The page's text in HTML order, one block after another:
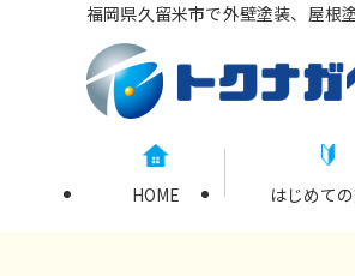
福岡県久留米市で外壁塗装、屋根
HOME はじめて